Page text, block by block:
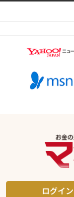
ログイン